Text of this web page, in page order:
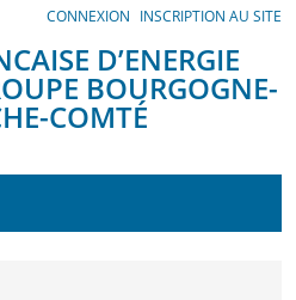
CONNEXION INSCRIPTION AU SITE
D’ENERGIE
BOURGOGNE-
COMTÉ